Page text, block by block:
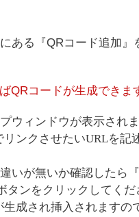
ある『QRコード追加』
QRコードが生成できま
ウィンドウが表示され
リンクさせたいURLを記
いが無いか確認したら
タンをクリックしてくだ
生成され挿入されますの